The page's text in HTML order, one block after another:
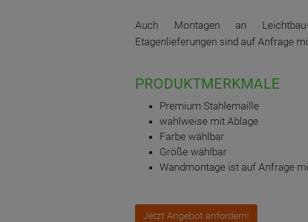
Auch Montagen an
Etagenlieferungen sind auf Anfrage
PRODUKTMERKMALE
Premium Stahlemaille
wahlweise mit Ablage
Farbe wählbar
Größe wählbar
Wandmontage ist auf Anfrage
Jetzt Angebot anfordern!